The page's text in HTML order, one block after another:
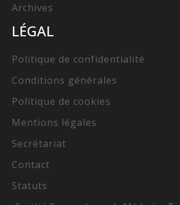
Archives
LÉGAL
Politique de confidentialité
Conditions générales
Politique de cookies
Mentions légales
Secrétariat
Contact
Statuts